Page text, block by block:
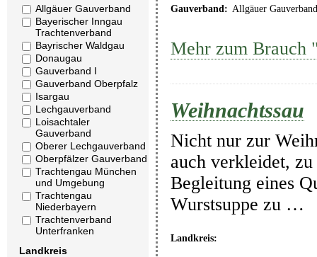
Allgäuer Gauverband
Bayerischer Inngau
Trachtenverband
Bayrischer Waldgau
Donaugau
Gauverband I
Gauverband Oberpfalz
Isargau
Lechgauverband
Loisachtaler
Gauverband
Oberer Lechgauverband
Oberpfälzer Gauverband
Trachtengau München
und Umgebung
Trachtengau
Niederbayern
Trachtenverband
Unterfranken
Landkreis
Gauverband: Allgäuer Gauverband
Mehr zum Brauch
Weihnachtssau
Nicht nur zur
auch verkleidet,
Begleitung eines
Wurstsuppe zu …
Landkreis: